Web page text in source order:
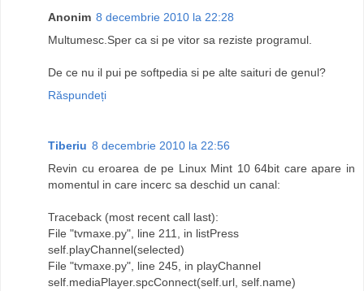
Anonim 8 decembrie 2010 la 22:28
Multumesc.Sper ca si pe vitor sa reziste programul.
De ce nu il pui pe softpedia si pe alte saituri de genul?
Răspundeți
Tiberiu 8 decembrie 2010 la 22:56
Revin cu eroarea de pe Linux Mint 10 64bit care apare in
momentul in care incerc sa deschid un canal:
Traceback (most recent call last):
File "tvmaxe.py", line 211, in listPress
self.playChannel(selected)
File "tvmaxe.py", line 245, in playChannel
self.mediaPlayer.spcConnect(self.url, self.name)